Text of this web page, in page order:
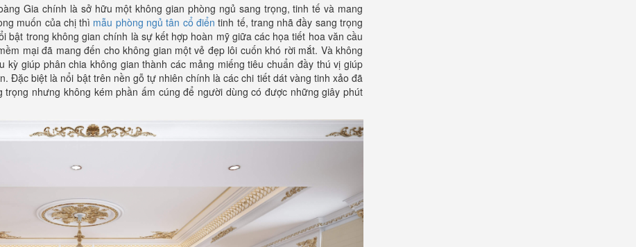
Gia chính là sở hữu một không gian phòng ngủ sang trọng, tinh tế và mang
muốn của chị thì mẫu phòng ngủ tân cổ điển tinh tế, trang nhã đầy sang trọng
bật trong không gian chính là sự kết hợp hoàn mỹ giữa các họa tiết hoa văn cầu
mại đã mang đến cho không gian một vẻ đẹp lôi cuốn khó rời mắt. Và không
giúp phân chia không gian thành các mảng miếng tiêu chuẩn đầy thú vị giúp
Đặc biệt là nổi bật trên nền gỗ tự nhiên chính là các chi tiết dát vàng tinh xảo đã
nhưng không kém phần ấm cúng để người dùng có được những giây phút